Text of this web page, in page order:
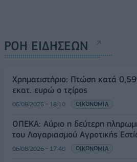
ΡΟΗ ΕΙΔΗΣΕΩΝ
Χρηματιστήριο: Πτώση κατά
εκατ. ευρώ ο τζίρος
06/08/2026 - 18:10 ΟΙΚΟΝΟΜΙΑ
ΟΠΕΚΑ: Αύριο η δεύτερη
του Λογαριασμού Αγροτικής
06/08/2026 - 17:40 ΟΙΚΟΝΟΜΙΑ